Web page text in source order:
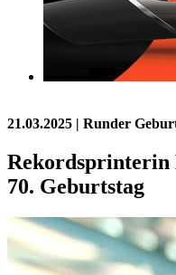
21.03.2025 | Runder
Rekordsprinterin
70. Geburtstag